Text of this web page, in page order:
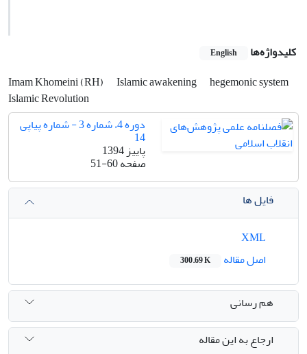
کلیدواژه‌ها English
Imam Khomeini (RH) Islamic awakening
hegemonic system
Islamic Revolution
دوره 4، شماره 3 - شماره پیاپی
14
پاییز 1394
صفحه51-60
فایل ها
اصل مقاله
300.69 K
هم رسانی
ارجاع به این مقاله